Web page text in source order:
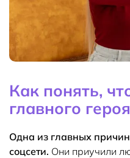
Как понять,
главного героя
Одна из главных
соцсети. Они приучили